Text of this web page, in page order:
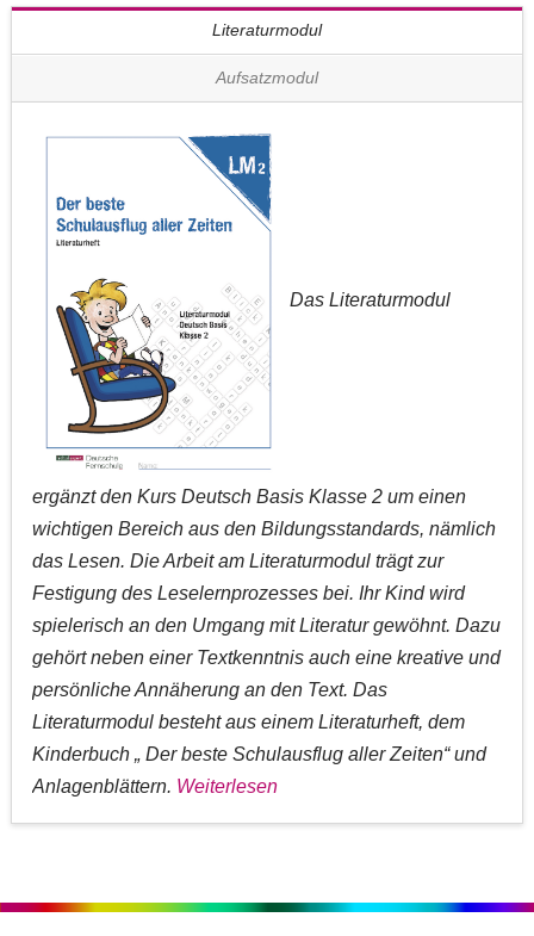
Literaturmodul
Aufsatzmodul
Das Literaturmodul
ergänzt den Kurs Deutsch Basis Klasse 2 um einen
wichtigen Bereich aus den Bildungsstandards, nämlich
das Lesen. Die Arbeit am Literaturmodul trägt zur
Festigung des Leselernprozesses bei. Ihr Kind wird
spielerisch an den Umgang mit Literatur gewöhnt. Dazu
gehört neben einer Textkenntnis auch eine kreative und
persönliche Annäherung an den Text. Das
Literaturmodul besteht aus einem Literaturheft, dem
Kinderbuch „ Der beste Schulausflug aller Zeiten“ und
Anlagenblättern. Weiterlesen